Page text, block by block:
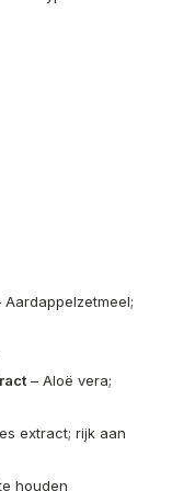
Aardappelzetmeel;
– Aloë vera;
extract; rijk aan
houden